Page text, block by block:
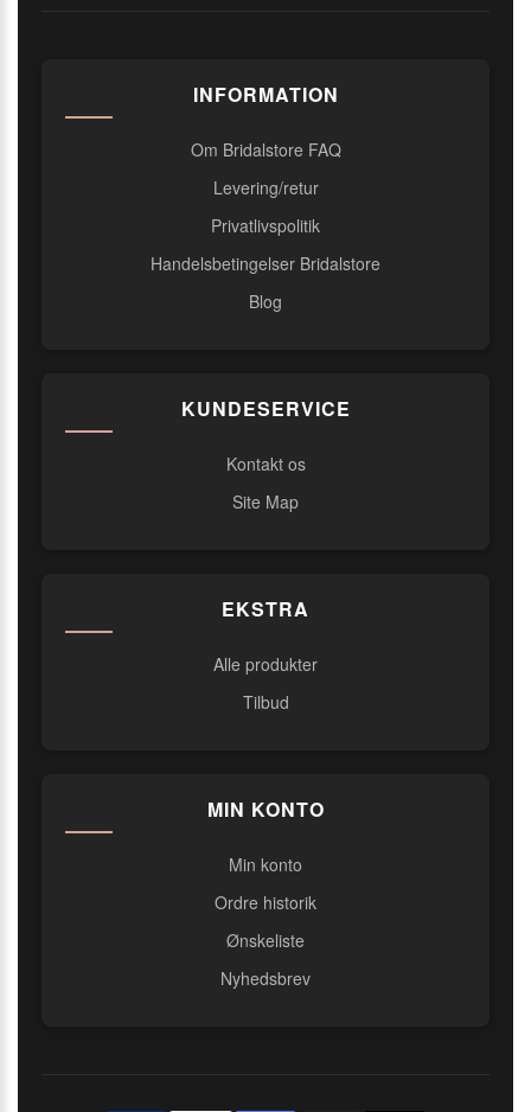
INFORMATION
Om Bridalstore FAQ
Levering/retur
Privatlivspolitik
Handelsbetingelser Bridalstore
Blog
KUNDESERVICE
Kontakt os
Site Map
EKSTRA
Alle produkter
Tilbud
MIN KONTO
Min konto
Ordre historik
Ønskeliste
Nyhedsbrev